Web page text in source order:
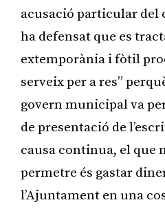
acusació particular del
ha defensat que es
extemporània i fòtil
serveix per a res”
govern municipal va
de presentació de
causa continua, el que
permetre és gastar
l’Ajuntament en una